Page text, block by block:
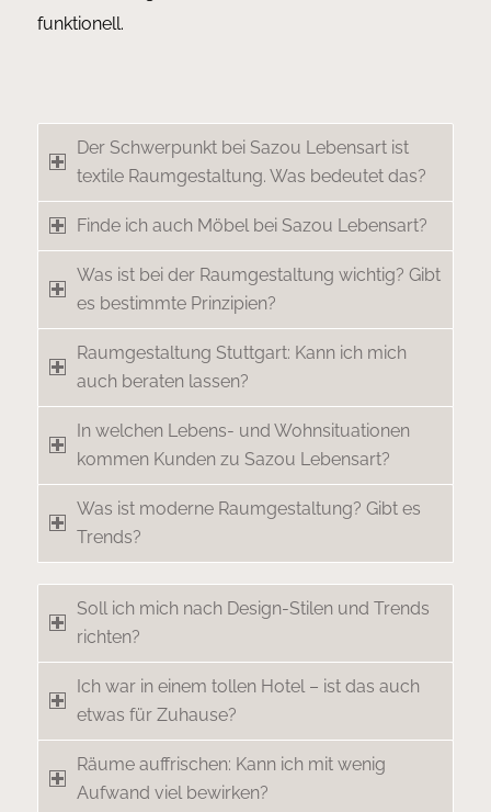
funktionell.
Der Schwerpunkt bei Sazou Lebensart ist
textile Raumgestaltung. Was bedeutet das?
Finde ich auch Möbel bei Sazou Lebensart?
Was ist bei der Raumgestaltung wichtig? Gibt
es bestimmte Prinzipien?
Raumgestaltung Stuttgart: Kann ich mich
auch beraten lassen?
In welchen Lebens- und Wohnsituationen
kommen Kunden zu Sazou Lebensart?
Was ist moderne Raumgestaltung? Gibt es
Trends?
Soll ich mich nach Design-Stilen und Trends
richten?
Ich war in einem tollen Hotel – ist das auch
etwas für Zuhause?
Räume auffrischen: Kann ich mit wenig
Aufwand viel bewirken?